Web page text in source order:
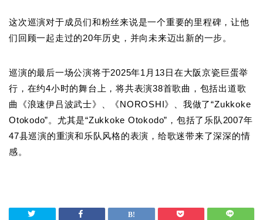
这次巡演对于成员们和粉丝来说是一个重要的里程碑，让他
们回顾一起走过的20年历史，并向未来迈出新的一步。
巡演的最后一场公演将于2025年1月13日在大阪京瓷巨蛋举
行，在约4小时的舞台上，将共表演38首歌曲，包括出道歌
曲《浪速伊吕波武士》、《NOROSHI》、我做了“Zukkoke
Otokodo”。尤其是“Zukkoke Otokodo”，包括了乐队2007年
47县巡演的重演和乐队风格的表演，给歌迷带来了深深的情
感。